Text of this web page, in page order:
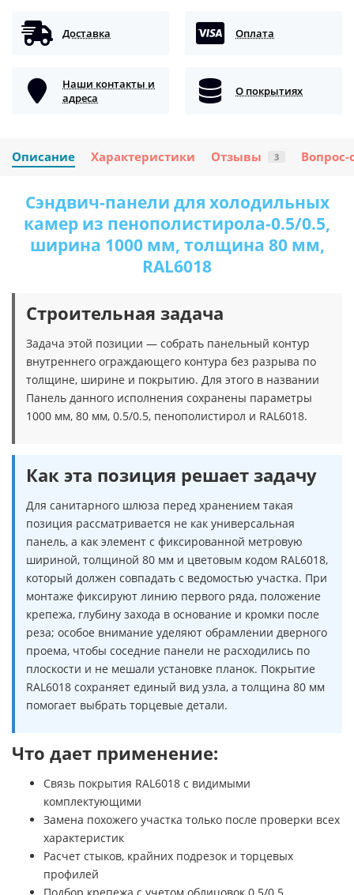
Доставка Оплата
Наши контакты и
адреса
О покрытиях
Описание Характеристики Отзывы 3 Вопрос-
Сэндвич-панели для холодильных
камер из пенополистирола-0.5/0.5,
ширина 1000 мм, толщина 80 мм,
RAL6018
Строительная задача
Задача этой позиции — собрать панельный контур
внутреннего ограждающего контура без разрыва по
толщине, ширине и покрытию. Для этого в названии
Панель данного исполнения сохранены параметры
1000 мм, 80 мм, 0.5/0.5, пенополистирол и RAL6018.
Как эта позиция решает задачу
Для санитарного шлюза перед хранением такая
позиция рассматривается не как универсальная
панель, а как элемент с фиксированной метровую
шириной, толщиной 80 мм и цветовым кодом RAL6018,
который должен совпадать с ведомостью участка. При
монтаже фиксируют линию первого ряда, положение
крепежа, глубину захода в основание и кромки после
реза; особое внимание уделяют обрамлении дверного
проема, чтобы соседние панели не расходились по
плоскости и не мешали установке планок. Покрытие
RAL6018 сохраняет единый вид узла, а толщина 80 мм
помогает выбрать торцевые детали.
Что дает применение:
Связь покрытия RAL6018 с видимыми
комплектующими
Замена похожего участка только после проверки всех
характеристик
Расчет стыков, крайних подрезок и торцевых
профилей